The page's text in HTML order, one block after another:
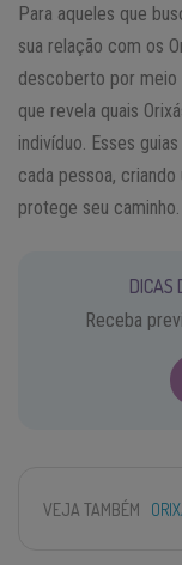
Para aqueles que
sua relação com os
descoberto por meio
que revela quais
indivíduo. Esses
cada pessoa,
protege seu caminho.
DICAS
Receba
VEJA TAMBÉM